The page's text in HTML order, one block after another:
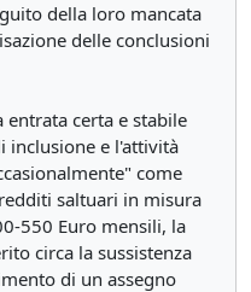
della loro mancata
delle conclusioni
certa e stabile
inclusione e l'attività
come
saltuari in misura
550 Euro mensili, la
circa la sussistenza
di un assegno